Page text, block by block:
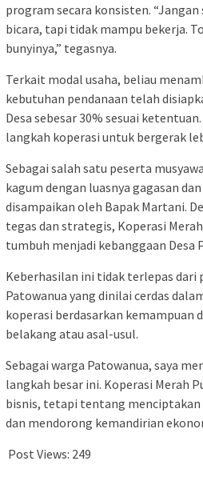
program secara konsisten.
bicara, tapi tidak mampu bekerja.
bunyinya,” tegasnya.
Terkait modal usaha, beliau
kebutuhan pendanaan telah
Desa sebesar 30% sesuai
langkah koperasi untuk bergerak
Sebagai salah satu peserta
kagum dengan luasnya gagasan
disampaikan oleh Bapak Martani.
tegas dan strategis, Koperasi
tumbuh menjadi kebanggaan Desa
Keberhasilan ini tidak terlepas dari
Patowanua yang dinilai cerdas
koperasi berdasarkan kemampuan
belakang atau asal-usul.
Sebagai warga Patowanua, saya
langkah besar ini. Koperasi Merah
bisnis, tetapi tentang menciptakan
dan mendorong kemandirian
Post Views: 249